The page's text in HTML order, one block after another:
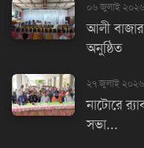
০৬ জুলাই ২০২৬
আলী বাজার
অনুষ্ঠিত
২৭ জুলাই ২০২৬
নাটোরে
সভা...